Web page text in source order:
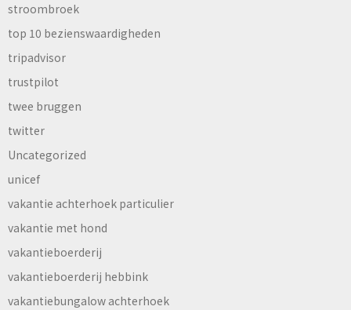
stroombroek
top 10 bezienswaardigheden
tripadvisor
trustpilot
twee bruggen
twitter
Uncategorized
unicef
vakantie achterhoek particulier
vakantie met hond
vakantieboerderij
vakantieboerderij hebbink
vakantiebungalow achterhoek